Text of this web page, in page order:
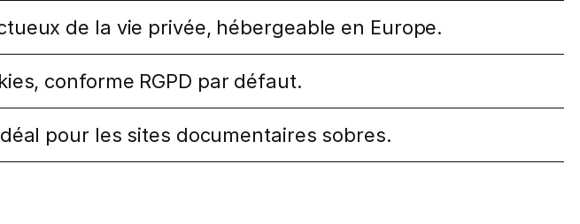
de la vie privée, hébergeable en Europe.
conforme RGPD par défaut.
pour les sites documentaires sobres.